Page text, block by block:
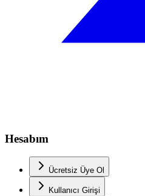
Hesabım
Ücretsiz Üye Ol
Kullanıcı Girişi